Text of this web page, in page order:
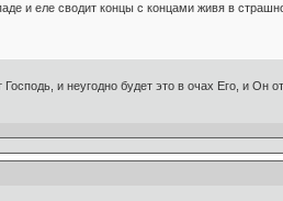
и еле сводит концы с концами живя в
и неугодно будет это в очах Его, и Он